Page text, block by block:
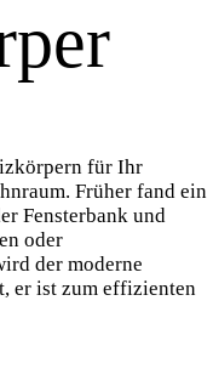
für Ihr
Früher fand ein
Fensterbank und
oder
der moderne
er ist zum effizienten